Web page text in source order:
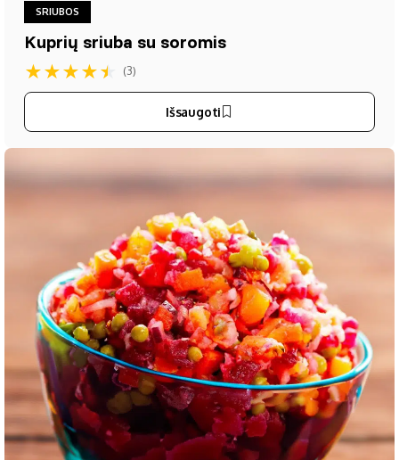
SRIUBOS
Kuprių sriuba su soromis
★★★★★ (3)
Išsaugoti